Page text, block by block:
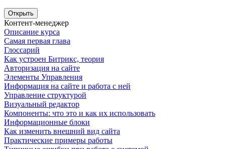
Открыть
Контент-менеджер
Описание курса
Самая первая глава
Глоссарий
Как устроен Битрикс, теория
Авторизация на сайте
Элементы Управления
Информация на сайте и работа с ней
Управление структурой
Визуальный редактор
Компоненты: что это и как их использовать
Информационные блоки
Как изменить внешний вид сайта
Практические примеры работы